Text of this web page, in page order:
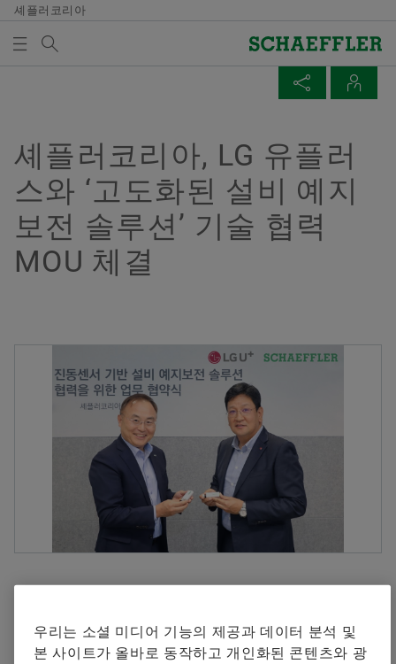
셰플러코리아
회사
연혁
품질과 환경
구매 및 공급업체 관리
셰플러에 오신 것을 환영합니다.
제품과 솔루션
E-Mobility
Powertrain & Chassis
Vehicle Lifetime Solutions
브랜드 보호
Special Machinery
인재 채용
채용정보 검색
자기 개발
기입항목
미디어
보도 자료
미디어 콘텐츠
미디어 라이브러리
Facebook
LinkedIn
Twitter
Yujeong Min
Manager, Communication and Branding Schaeffler
+82 2 311 3019
info.kr@schaeffler.com
미디어 장바구니에 품목이 없습니다. 새 엘리먼트 버튼
을 추가할 때 사용:
매체 수집
참고
은 허용되지 않습니다.
지금 주문하기
셰플러코리아, LG 유플러
스와 ‘고도화된 설비 예지
보전 솔루션’ 기술 협력
MOU 체결
LG유플러스와 공장의 생산중단 위험 낮추기 위한 기
술 협력 MOU 체결
우리는 소셜 미디어 기능의 제공과 데이터 분석 및
본 사이트가 올바로 동작하고 개인화된 콘텐츠와 광